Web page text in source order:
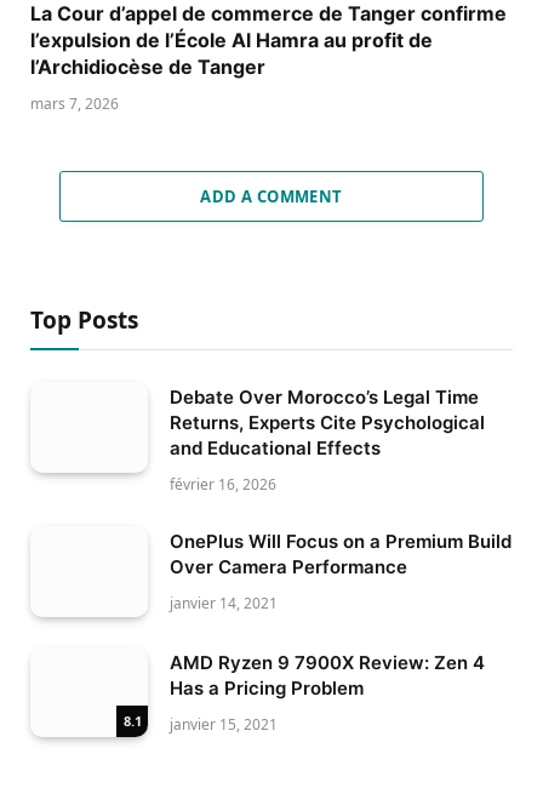
La Cour d’appel de commerce de Tanger confirme
l’expulsion de l’École Al Hamra au profit de
l’Archidiocèse de Tanger
mars 7, 2026
ADD A COMMENT
Top Posts
Debate Over Morocco’s Legal Time
Returns, Experts Cite Psychological
and Educational Effects
février 16, 2026
OnePlus Will Focus on a Premium Build
Over Camera Performance
janvier 14, 2021
8.1
AMD Ryzen 9 7900X Review: Zen 4
Has a Pricing Problem
janvier 15, 2021